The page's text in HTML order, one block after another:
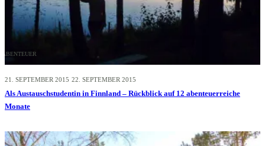
ABENTEUER
21. SEPTEMBER 2015 22. SEPTEMBER 2015
Als Austauschstudentin in Finnland – Rückblick auf 12 abenteuerreiche
Monate